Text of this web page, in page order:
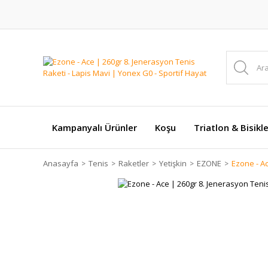
Kampanyalı Ürünler Koşu Triatlon &
Anasayfa Tenis Raketler Yetişkin EZONE Ezone -